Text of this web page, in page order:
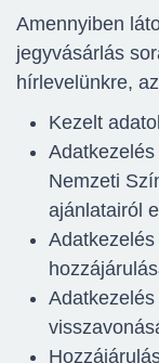
Amennyiben
jegyvásárlás
hírlevelünkre,
Kezelt
Nemzeti
ajánlatairól